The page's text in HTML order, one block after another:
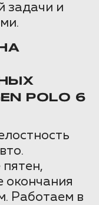
задачи и
POLO 6
пятен,
окончания
Работаем в